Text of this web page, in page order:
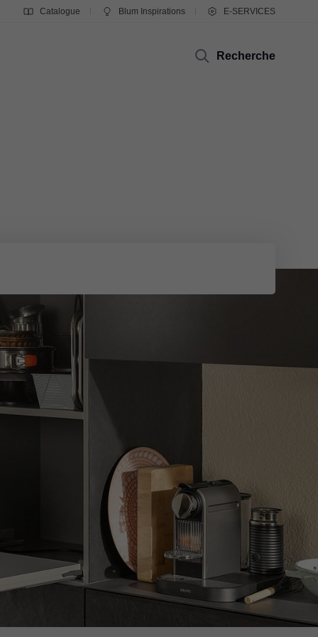
Catalogue Blum Inspirations E-SERVICES
Recherche